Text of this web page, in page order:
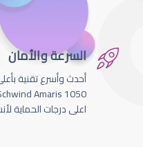
السرعة والأمان
أحدث وأسرع تقنية
اعلى درجات الحماية